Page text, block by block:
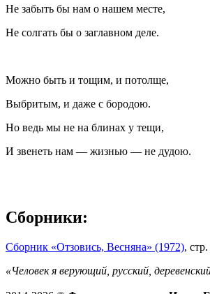
Не забыть бы нам о нашем месте,
Не солгать бы о заглавном деле.
Можно быть и тощим, и потолще,
Выбритым, и даже с бородою.
Но ведь мы не на блинах у тещи,
И звенеть нам — жизнью — не дудою.
Сборники:
Сборник «Отзовись, Весняна» (1972),
«Человек я верующий, русский,